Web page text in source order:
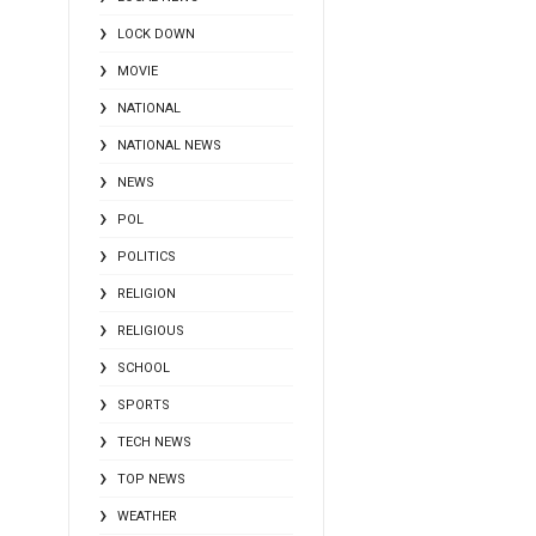
LOCK DOWN
MOVIE
NATIONAL
NATIONAL NEWS
NEWS
POL
POLITICS
RELIGION
RELIGIOUS
SCHOOL
SPORTS
TECH NEWS
TOP NEWS
WEATHER